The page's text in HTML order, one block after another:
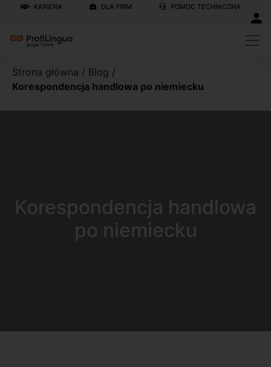
KARIERA DLA FIRM POMOC TECHNICZNA
Strona główna / Blog /
Korespondencja handlowa po niemiecku
Korespondencja handlowa
po niemiecku